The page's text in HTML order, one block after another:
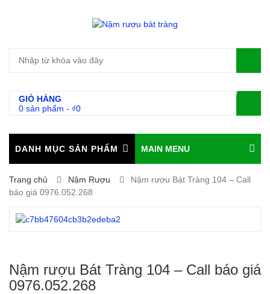
GIỎ HÀNG
0 sản phẩm - ₫0
0
DANH MỤC SẢN PHẨM MAIN MENU
Trang chủ Nậm Rượu
Nậm rượu Bát Tràng 104 – Call
báo giá 0976.052.268
Nậm rượu Bát Tràng 104 – Call báo giá
0976.052.268